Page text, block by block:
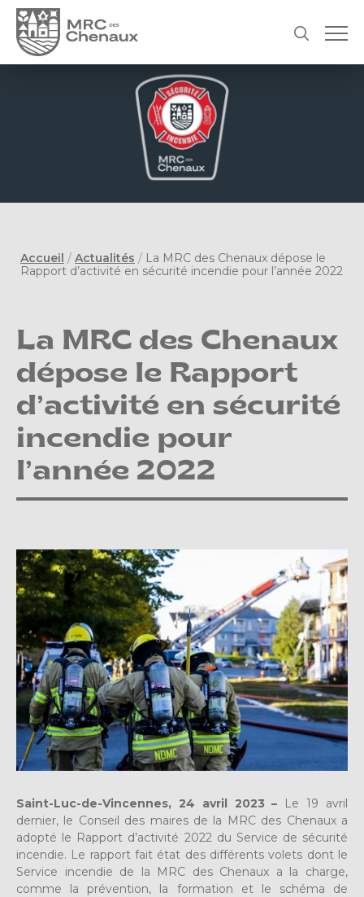
Accueil / Actualités / La MRC des Chenaux dépose le
Rapport d’activité en sécurité incendie pour l’année 2022
La MRC des Chenaux
dépose le Rapport
d’activité en sécurité
incendie pour
l’année 2022
Saint-Luc-de-Vincennes, 24 avril 2023 – Le 19 avril
dernier, le Conseil des maires de la MRC des Chenaux a
adopté le Rapport d’activité 2022 du Service de sécurité
incendie. Le rapport fait état des différents volets dont le
Service incendie de la MRC des Chenaux a la charge,
comme la prévention, la formation et le schéma de